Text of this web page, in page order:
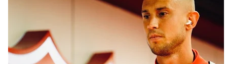
Celta y Rayo agitan el mercado de La Liga
Previa | El Sevilla FC cierra la pretemporada con el
exigente choque ante el Bayer Leverkusen